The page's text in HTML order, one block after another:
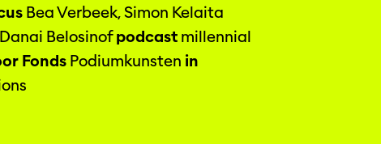
Bea Verbeek, Simon Kelaita
Danai Belosinofpodcast millennial
Fonds Podiumkunsten in